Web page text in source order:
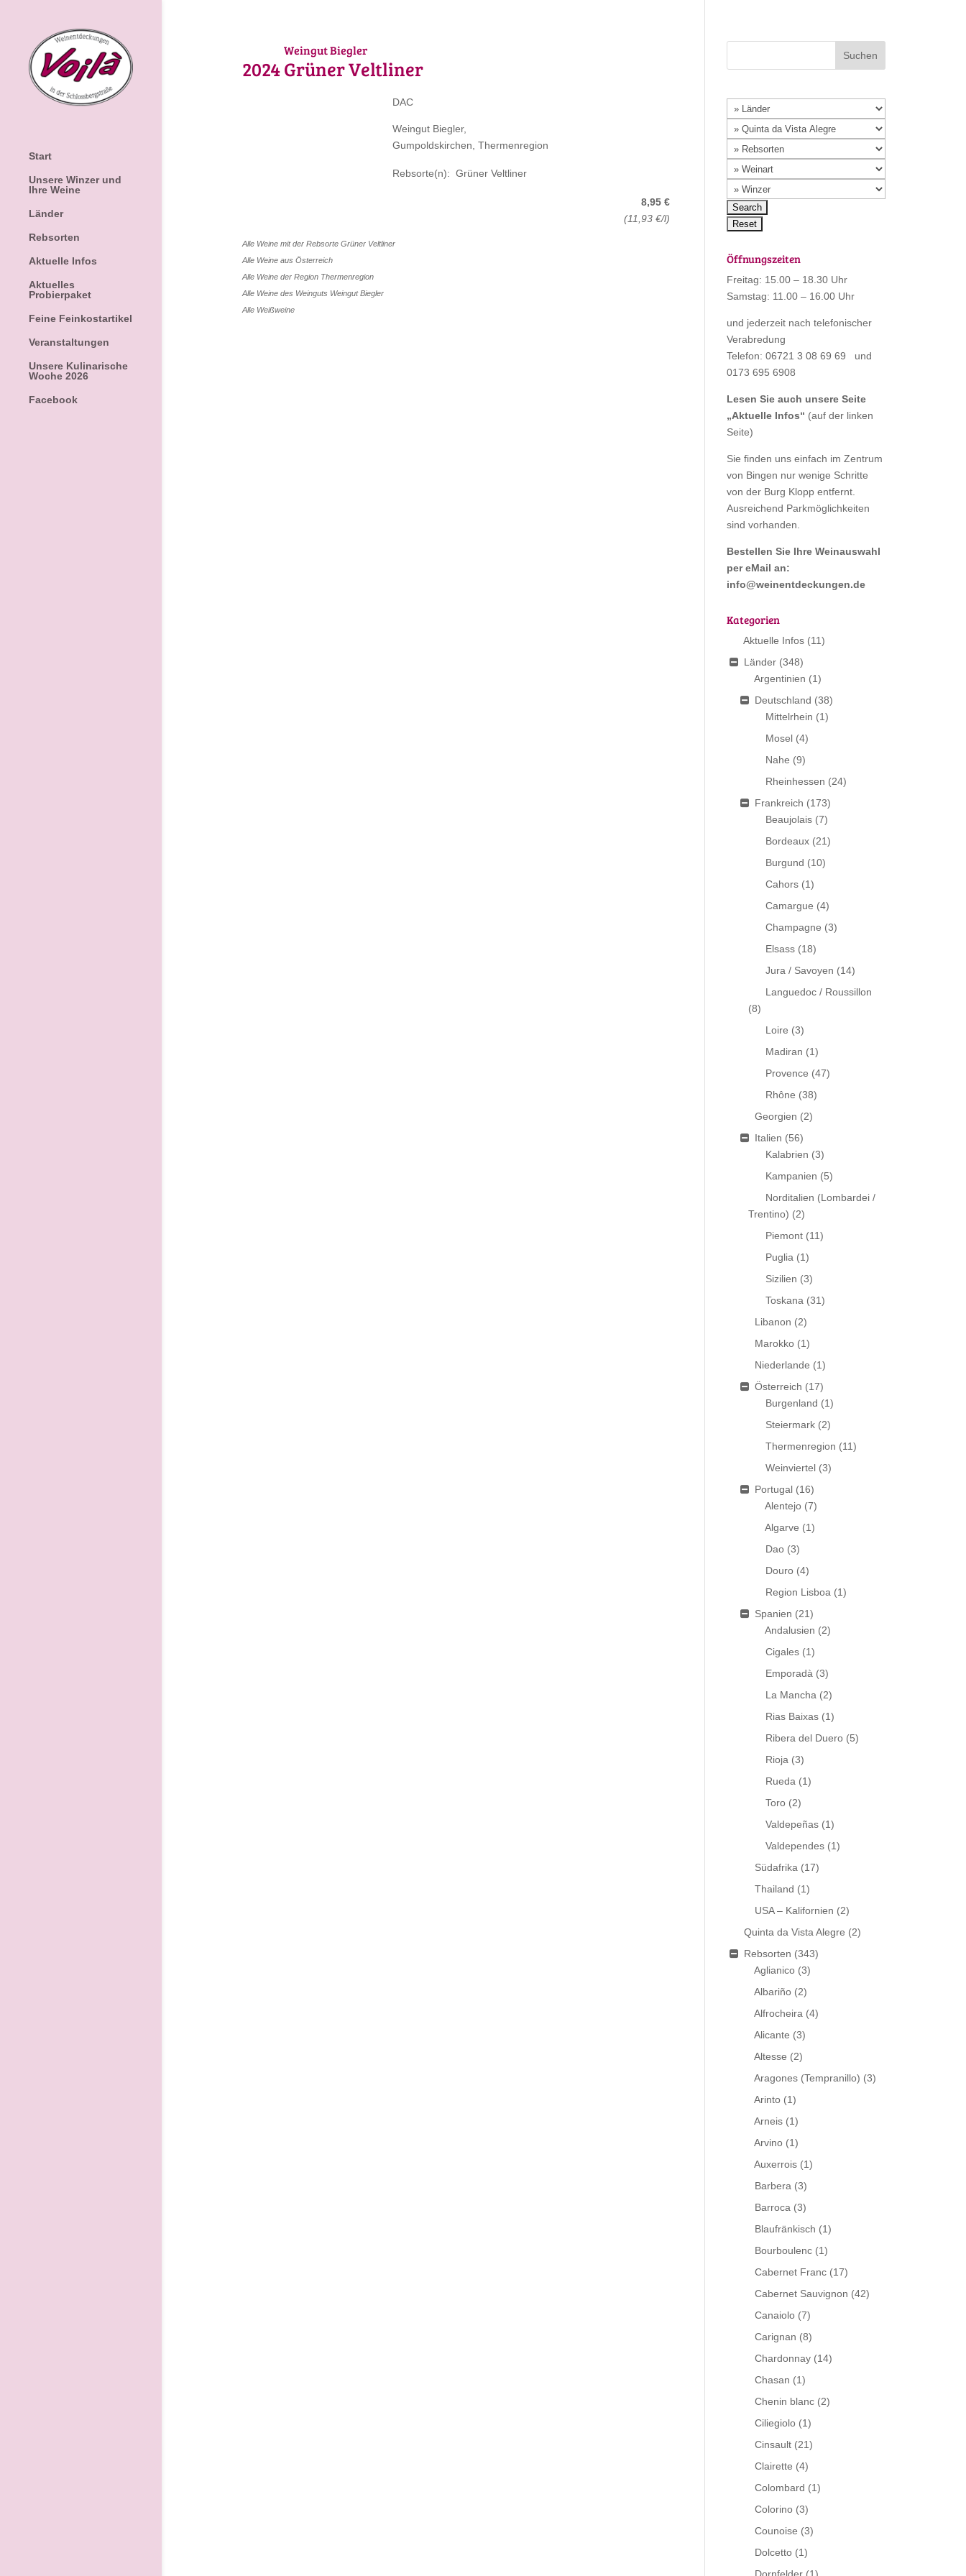
Start
Unsere Winzer und
Ihre Weine
Länder
Rebsorten
Aktuelle Infos
Aktuelles
Probierpaket
Feine Feinkostartikel
Veranstaltungen
Unsere Kulinarische
Woche 2026
Facebook
2024
Weingut Biegler
Grüner Veltliner
DAC
Weingut Biegler,
Gumpoldskirchen, Thermenregion
Rebsorte(n): Grüner Veltliner
8,95 €
(11,93 €/l)
Alle Weine mit der Rebsorte Grüner Veltliner
Alle Weine aus Österreich
Alle Weine der Region Thermenregion
Alle Weine des Weinguts Weingut Biegler
Alle Weißweine
Öffnungszeiten
Freitag: 15.00 – 18.30 Uhr
Samstag: 11.00 – 16.00 Uhr
und jederzeit nach telefonischer
Verabredung
Telefon: 06721 3 08 69 69 und
0173 695 6908
Lesen Sie auch unsere Seite
„Aktuelle Infos“ (auf der linken
Seite)
Sie finden uns einfach im Zentrum
von Bingen nur wenige Schritte
von der Burg Klopp entfernt.
Ausreichend Parkmöglichkeiten
sind vorhanden.
Bestellen Sie Ihre Weinauswahl
per eMail an:
info@weinentdeckungen.de
Kategorien
Aktuelle Infos (11)
Länder (348)
Argentinien (1)
Deutschland (38)
Mittelrhein (1)
Mosel (4)
Nahe (9)
Rheinhessen (24)
Frankreich (173)
Beaujolais (7)
Bordeaux (21)
Burgund (10)
Cahors (1)
Camargue (4)
Champagne (3)
Elsass (18)
Jura / Savoyen (14)
Languedoc / Roussillon
(8)
Loire (3)
Madiran (1)
Provence (47)
Rhône (38)
Georgien (2)
Italien (56)
Kalabrien (3)
Kampanien (5)
Norditalien (Lombardei /
Trentino) (2)
Piemont (11)
Puglia (1)
Sizilien (3)
Toskana (31)
Libanon (2)
Marokko (1)
Niederlande (1)
Österreich (17)
Burgenland (1)
Steiermark (2)
Thermenregion (11)
Weinviertel (3)
Portugal (16)
Alentejo (7)
Algarve (1)
Dao (3)
Douro (4)
Region Lisboa (1)
Spanien (21)
Andalusien (2)
Cigales (1)
Emporadà (3)
La Mancha (2)
Rias Baixas (1)
Ribera del Duero (5)
Rioja (3)
Rueda (1)
Toro (2)
Valdepeñas (1)
Valdependes (1)
Südafrika (17)
Thailand (1)
USA – Kalifornien (2)
Quinta da Vista Alegre (2)
Rebsorten (343)
Aglianico (3)
Albariño (2)
Alfrocheira (4)
Alicante (3)
Altesse (2)
Aragones (Tempranillo) (3)
Arinto (1)
Arneis (1)
Arvino (1)
Auxerrois (1)
Barbera (3)
Barroca (3)
Blaufränkisch (1)
Bourboulenc (1)
Cabernet Franc (17)
Cabernet Sauvignon (42)
Canaiolo (7)
Carignan (8)
Chardonnay (14)
Chasan (1)
Chenin blanc (2)
Ciliegiolo (1)
Cinsault (21)
Clairette (4)
Colombard (1)
Colorino (3)
Counoise (3)
Dolcetto (1)